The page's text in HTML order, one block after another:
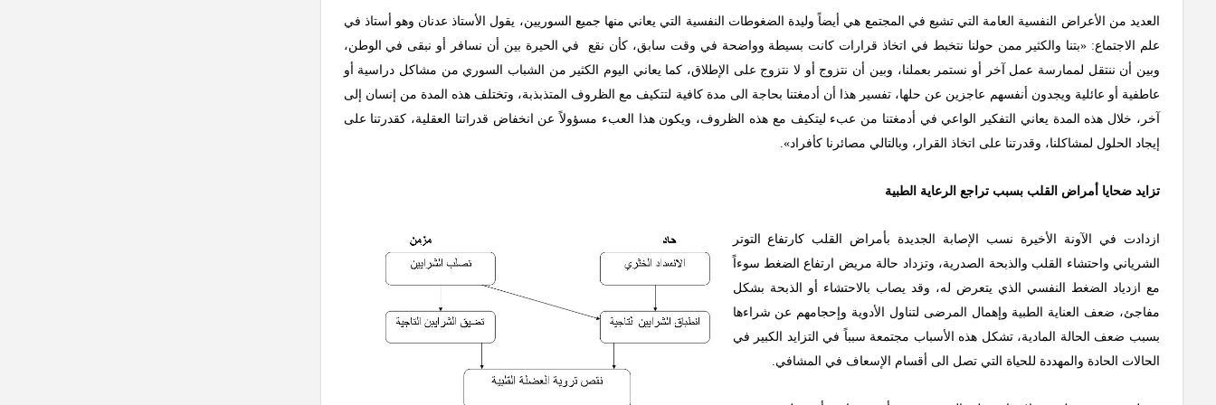
العديد من الأعراض النفسية العامة التي تشيع في المجتمع هي أيضاً وليدة الضغوطات النفسية التي يعاني منها جميع السوريين، يقول الأستاذ عدنان وهو أستاذ في
علم الاجتماع: «بتنا والكثير ممن حولنا نتخبط في اتخاذ قرارات كانت بسيطة وواضحة في وقت سابق، كأن نقع في الحيرة بين أن نسافر أو نبقى في الوطن،
وبين أن ننتقل لممارسة عمل آخر أو نستمر بعملنا، وبين أن نتزوج أو لا نتزوج على الإطلاق، كما يعاني اليوم الكثير من الشباب السوري من مشاكل دراسية أو
عاطفية أو عائلية ويجدون أنفسهم عاجزين عن حلها، تفسير هذا أن أدمغتنا بحاجة الى مدة كافية لتتكيف مع الظروف المتذبذبة، وتختلف هذه المدة من إنسان إلى
آخر، خلال هذه المدة يعاني التفكير الواعي في أدمغتنا من عبء ليتكيف مع هذه الظروف، ويكون هذا العبء مسؤولاً عن انخفاض قدراتنا العقلية، كقدرتنا على
إيجاد الحلول لمشاكلنا، وقدرتنا على اتخاذ القرار، وبالتالي مصائرنا كأفراد».
تزايد ضحايا أمراض القلب بسبب تراجع الرعاية الطبية
ازدادت في الآونة الأخيرة نسب الإصابة الجديدة بأمراض القلب كارتفاع التوتر
الشرياني واحتشاء القلب والذبحة الصدرية، وتزداد حالة مريض ارتفاع الضغط سوءاً
مع ازدياد الضغط النفسي الذي يتعرض له، وقد يصاب بالاحتشاء أو الذبحة بشكل
مفاجئ، ضعف العناية الطبية وإهمال المرضى لتناول الأدوية وإحجامهم عن شراءها
بسبب ضعف الحالة المادية، تشكل هذه الأسباب مجتمعة سبباً في التزايد الكبير في
الحالات الحادة والمهددة للحياة التي تصل الى أقسام الإسعاف في المشافي.